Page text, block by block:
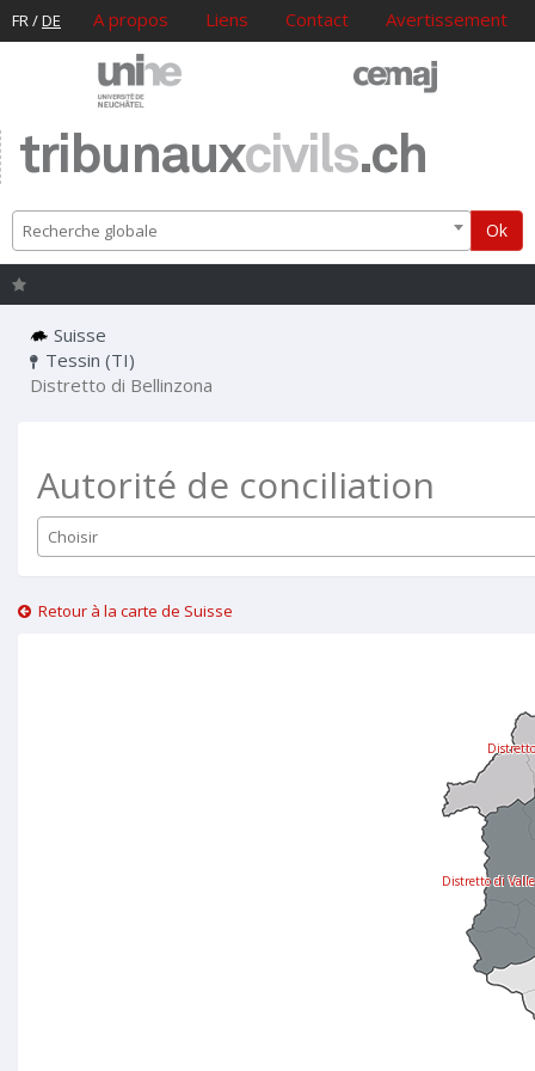
FR/DE A propos Liens Contact Avertissement
tribunauxcivils.ch
Recherche globale Ok
Suisse
Tessin (TI)
Distretto di Bellinzona
Autorité de conciliation
Choisir
Retour à la carte de Suisse
Distretto di